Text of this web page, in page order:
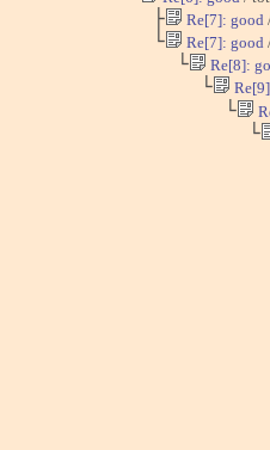
├ Re[7]: good
└ Re[7]: good
└ Re[8]:
└
└
└